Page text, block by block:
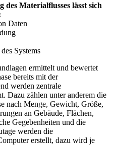
des Materialflusses lässt sich
Daten
Systems
ermittelt und bewertet
bereits mit der
werden zentrale
Dazu zählen unter anderem die
nach Menge, Gewicht, Größe,
an Gebäude, Flächen,
Gegebenheiten und die
werden die
erstellt, dazu wird je